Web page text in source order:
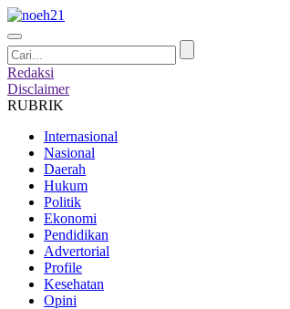
Redaksi
Disclaimer
RUBRIK
Internasional
Nasional
Daerah
Hukum
Politik
Ekonomi
Pendidikan
Advertorial
Profile
Kesehatan
Opini